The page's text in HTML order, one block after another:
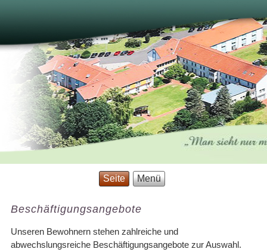
Seite Menü
Beschäftigungsangebote
Unseren Bewohnern stehen zahlreiche und
abwechslungsreiche Beschäftigungsangebote zur Auswahl.